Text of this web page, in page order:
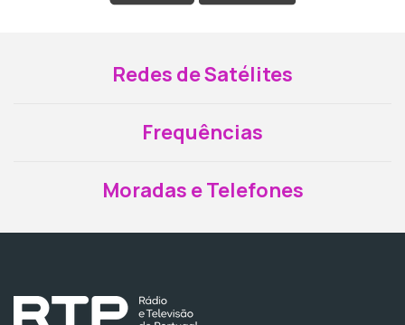
Redes de Satélites
Frequências
Moradas e Telefones